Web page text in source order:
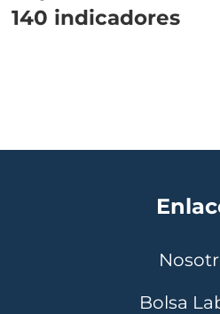
140 indicadores
Bolsa